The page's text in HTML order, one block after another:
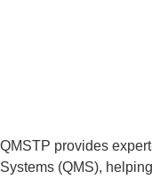
QMSTP provides
Systems (QMS),